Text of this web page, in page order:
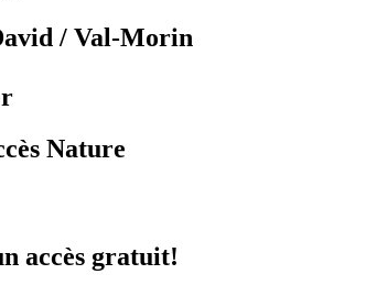
/ Val-Morin
Nature
accès gratuit!